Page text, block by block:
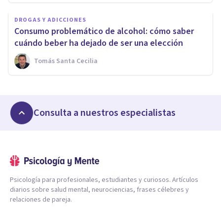
DROGAS Y ADICCIONES
Consumo problemático de alcohol: cómo saber
cuándo beber ha dejado de ser una elección
Tomás Santa Cecilia
Consulta a nuestros especialistas
Psicología para profesionales, estudiantes y curiosos. Artículos
diarios sobre salud mental, neurociencias, frases célebres y
relaciones de pareja.